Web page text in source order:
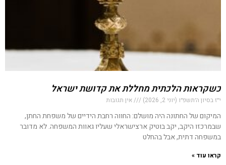
כשקראות הלכתית מחללת את קדושת ישראל
י״ז בסיון ה׳תשפ״ו (יוני 2, 2026) אין תגובות
המיקום של החתונה היה מושלם: החווה רחבת הידיים של משפחת החתן,
שבמרכזו היקב, יקב בוטיק ארצישראלי שעליו גאוות המשפחה. לא מדובר
במשפחה דתית, אבל בהחלט
קראו עוד »